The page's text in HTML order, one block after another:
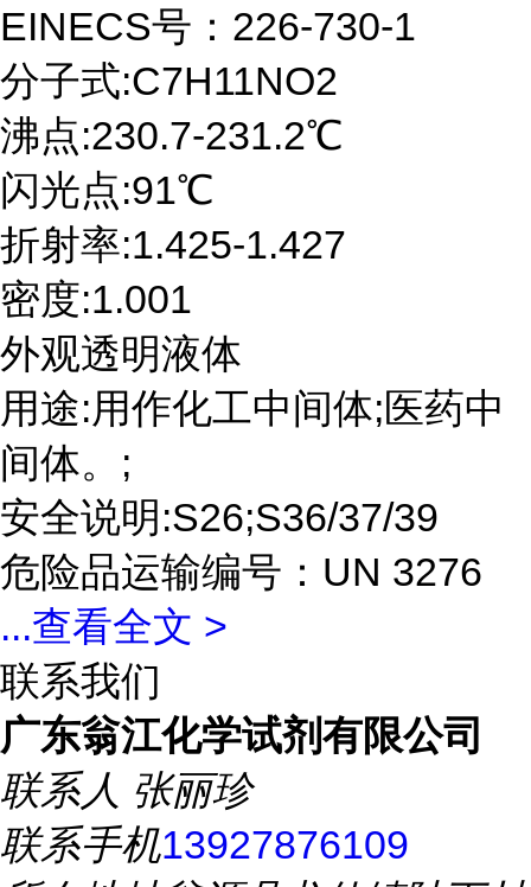
EINECS号：226-730-1
分子式:C7H11NO2
沸点:230.7-231.2℃
闪光点:91℃
折射率:1.425-1.427
密度:1.001
外观透明液体
用途:用作化工中间体;医药中
间体。;
安全说明:S26;S36/37/39
危险品运输编号：UN 3276
...查看全文 >
联系我们
广东翁江化学试剂有限公司
联系人 张丽珍
联系手机13927876109